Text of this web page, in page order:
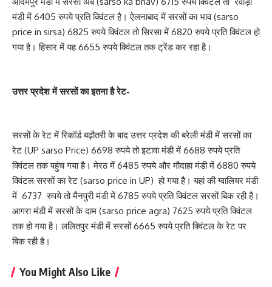
मंडी में 6405 रुपये प्रति क्विंटल है। ऐलनाबाद में सरसों का भाव (sarso
price in sirsa) 6825 रुपये क्विंटल तो सिरसा में 6820 रुपये प्रति क्विंटल हो
गया है। हिसार में यह 6655 रुपये क्विंटल तक ट्रेंड कर रहा है।
उत्तर प्रदेश में सरसों का इतना है रेट-
सरसों के रेट में रिकॉर्ड बढ़ौतरी के बाद उत्तर प्रदेश की बरेली मंडी में सरसों का
रेट (UP sarso Price) 6698 रुपये तो इटावा मंडी में 6688 रुपये प्रति
क्विंटल तक पहुंच गया है। मेरठ में 6485 रुपये और मौदाहा मंडी में 6880 रुपये
क्विंटल सरसों का रेट (sarso price in UP) हो गया है। यहां की ग्वालियर मंडी
में 6737 रुपये तो मैनपुरी मंडी में 6785 रुपये प्रति क्विंटल सरसों बिक रही है।
आगरा मंडी में सरसों के दाम (sarso price agra) 7625 रुपये प्रति क्विंटल
तक हो गया है। ललितपुर मंडी में सरसों 6665 रुपये प्रति क्विंटल के रेट पर
बिक रही है।
You Might Also Like